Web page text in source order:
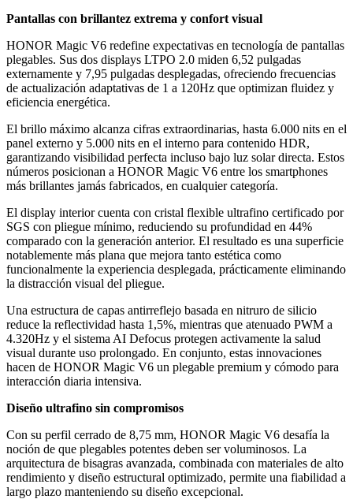
Pantallas con brillantez extrema y confort visual
HONOR Magic V6 redefine expectativas en tecnología de pantallas
plegables. Sus dos displays LTPO 2.0 miden 6,52 pulgadas
externamente y 7,95 pulgadas desplegadas, ofreciendo frecuencias
de actualización adaptativas de 1 a 120Hz que optimizan fluidez y
eficiencia energética.
El brillo máximo alcanza cifras extraordinarias, hasta 6.000 nits en el
panel externo y 5.000 nits en el interno para contenido HDR,
garantizando visibilidad perfecta incluso bajo luz solar directa. Estos
números posicionan a HONOR Magic V6 entre los smartphones
más brillantes jamás fabricados, en cualquier categoría.
El display interior cuenta con cristal flexible ultrafino certificado por
SGS con pliegue mínimo, reduciendo su profundidad en 44%
comparado con la generación anterior. El resultado es una superficie
notablemente más plana que mejora tanto estética como
funcionalmente la experiencia desplegada, prácticamente eliminando
la distracción visual del pliegue.
Una estructura de capas antirreflejo basada en nitruro de silicio
reduce la reflectividad hasta 1,5%, mientras que atenuado PWM a
4.320Hz y el sistema AI Defocus protegen activamente la salud
visual durante uso prolongado. En conjunto, estas innovaciones
hacen de HONOR Magic V6 un plegable premium y cómodo para
interacción diaria intensiva.
Diseño ultrafino sin compromisos
Con su perfil cerrado de 8,75 mm, HONOR Magic V6 desafía la
noción de que plegables potentes deben ser voluminosos. La
arquitectura de bisagras avanzada, combinada con materiales de alto
rendimiento y diseño estructural optimizado, permite una fiabilidad a
largo plazo manteniendo su diseño excepcional.